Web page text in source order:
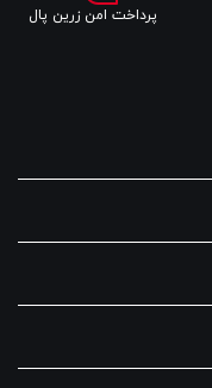
پرداخت امن زرین پال